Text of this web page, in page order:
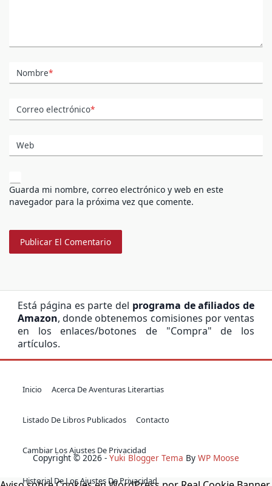
Nombre*
Correo electrónico*
Web
Guarda mi nombre, correo electrónico y web en este
navegador para la próxima vez que comente.
Está página es parte del programa de afiliados de
Amazon, donde obtenemos comisiones por ventas
en los enlaces/botones de "Compra" de los
artículos.
Inicio Acerca De Aventuras Literartias
Listado De Libros Publicados Contacto
Cambiar Los Ajustes De Privacidad
Historial De Los Ajustes De Privacidad
Copyright © 2026 - Yuki Blogger Tema By WP Moose